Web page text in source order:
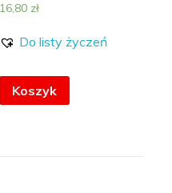
16,80 zł
Do listy życzeń
Koszyk